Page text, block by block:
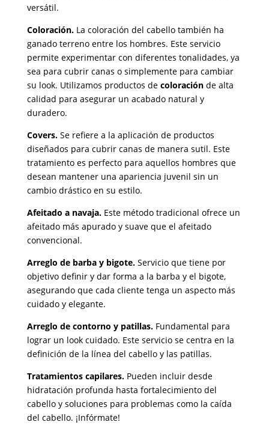
versátil.
Coloración. La coloración del cabello también ha
ganado terreno entre los hombres. Este servicio
permite experimentar con diferentes tonalidades, ya
sea para cubrir canas o simplemente para cambiar
su look. Utilizamos productos de coloraciónde alta
calidad para asegurar un acabado natural y
duradero.
Covers. Se refiere a la aplicación de productos
diseñados para cubrir canas de manera sutil. Este
tratamiento es perfecto para aquellos hombres que
desean mantener una apariencia juvenil sin un
cambio drástico en su estilo.
Afeitado a navaja. Este método tradicional ofrece un
afeitado más apurado y suave que el afeitado
convencional.
Arreglo de barba y bigote. Servicio que tiene por
objetivo definir y dar forma a la barba y el bigote,
asegurando que cada cliente tenga un aspecto más
cuidado y elegante.
Arreglo de contorno y patillas. Fundamental para
lograr un look cuidado. Este servicio se centra en la
definición de la línea del cabello y las patillas.
Tratamientos capilares. Pueden incluir desde
hidratación profunda hasta fortalecimiento del
cabello y soluciones para problemas como la caída
del cabello. ¡Infórmate!